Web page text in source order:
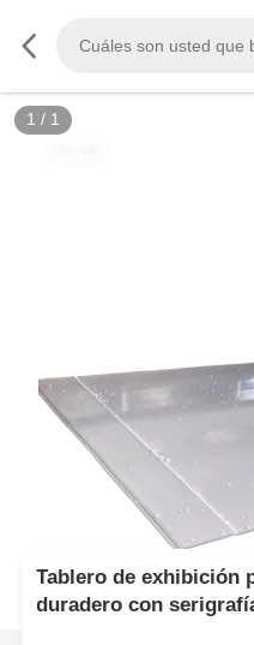
1 / 1
Tablero de exhibición
duradero con